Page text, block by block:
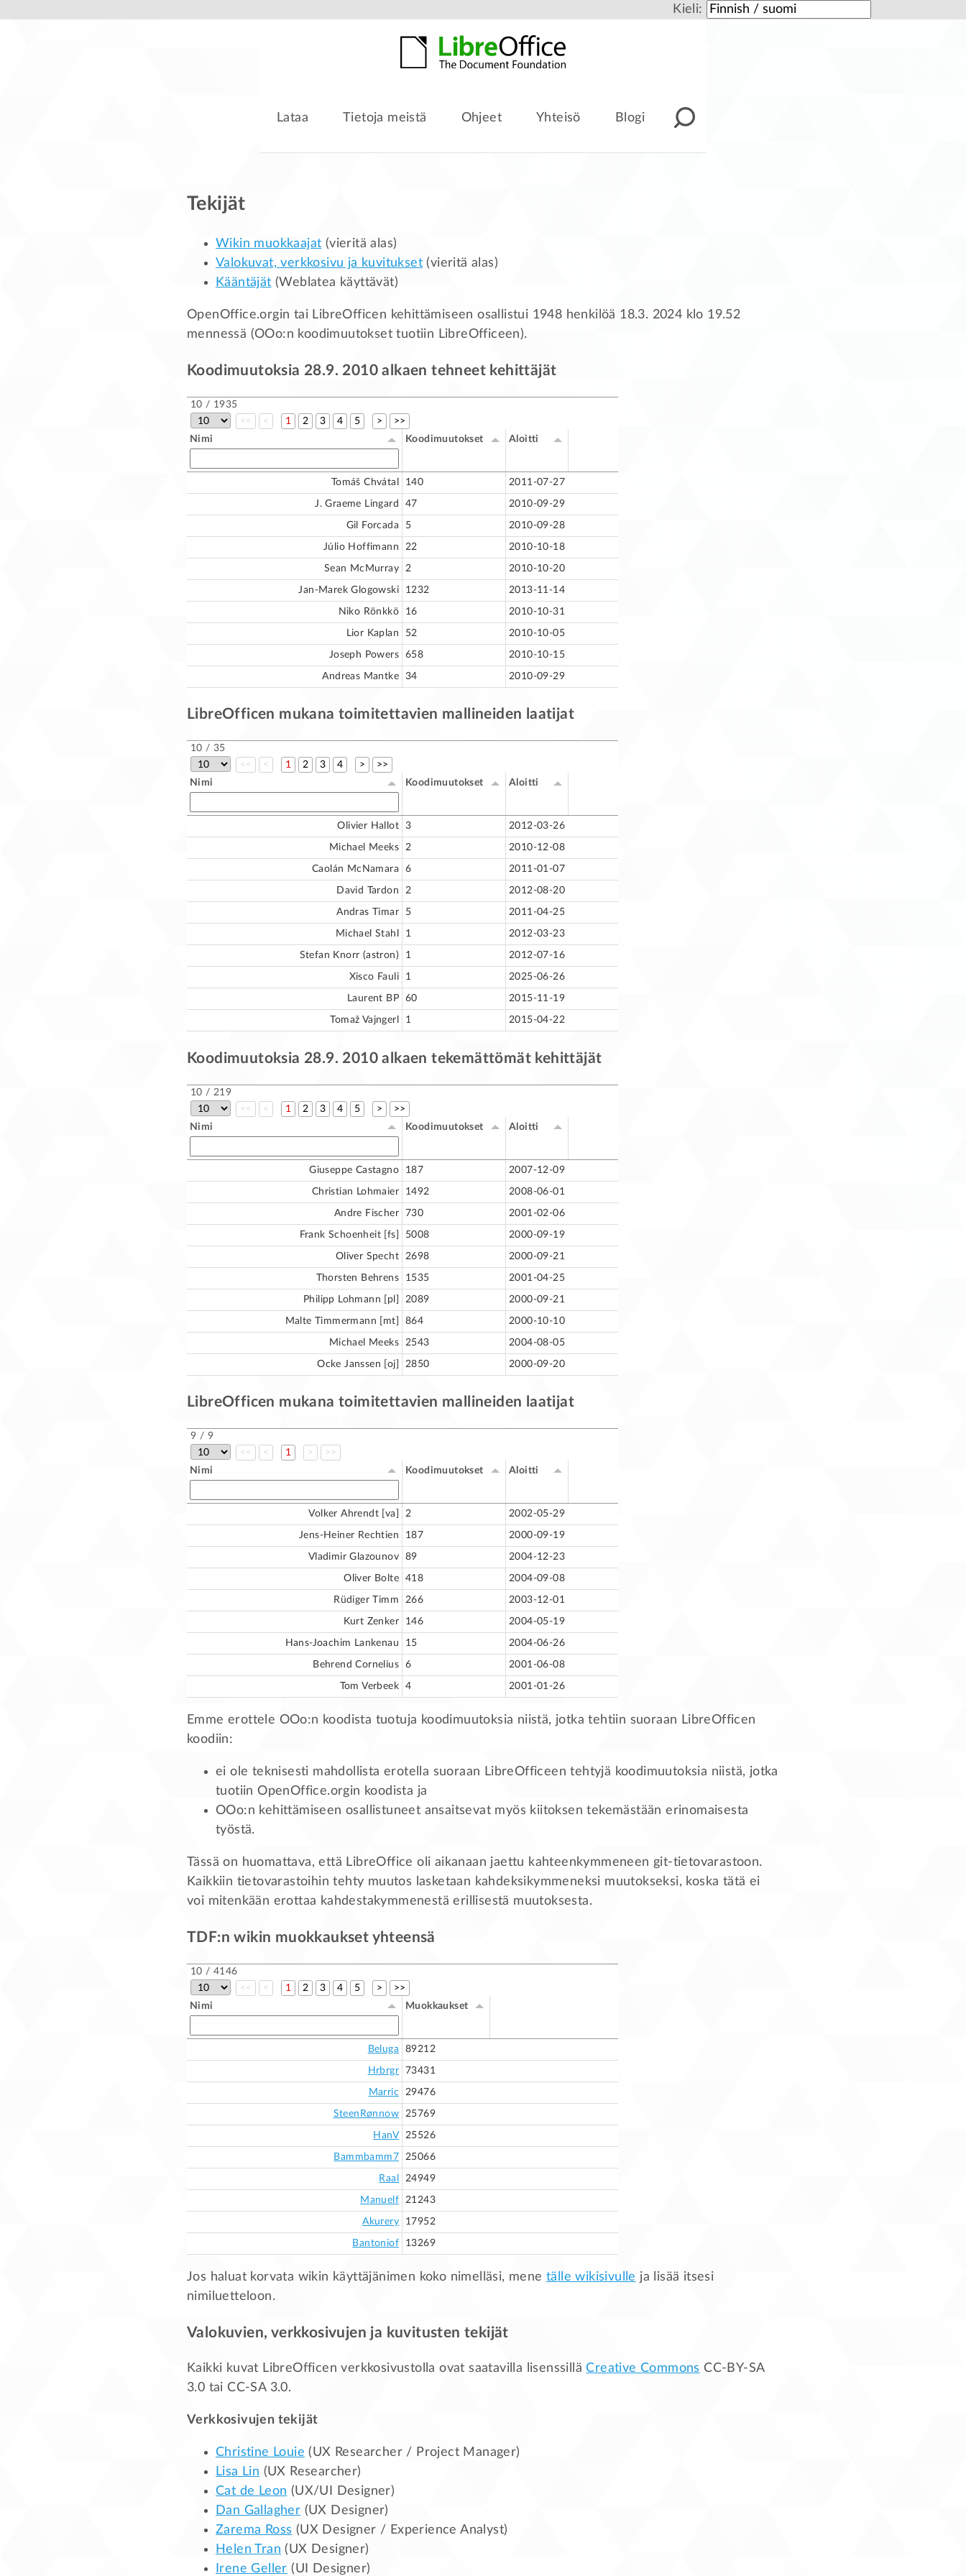
Kieli:
Lataa Tietoja meistä Ohjeet Yhteisö Blogi
Tekijät
Wikin muokkaajat (vieritä alas)
Valokuvat, verkkosivu ja kuvitukset (vieritä alas)
Kääntäjät (Weblatea käyttävät)
OpenOffice.orgin tai LibreOfficen kehittämiseen osallistui 1948 henkilöä 18.3. 2024 klo 19.52
mennessä (OOo:n koodimuutokset tuotiin LibreOfficeen).
Koodimuutoksia 28.9. 2010 alkaen tehneet kehittäjät
10 / 1935
<<
< 1 2 3 4 5 >
>>
Nimi
Koodimuutokset Aloitti
Tomáš Chvátal 140 2011-07-27
J. Graeme Lingard 47 2010-09-29
Gil Forcada 5 2010-09-28
Júlio Hoffimann 22 2010-10-18
Sean McMurray 2 2010-10-20
Jan-Marek Glogowski 1232 2013-11-14
Niko Rönkkö 16 2010-10-31
Lior Kaplan 52 2010-10-05
Joseph Powers 658 2010-10-15
Andreas Mantke 34 2010-09-29
LibreOfficen mukana toimitettavien mallineiden laatijat
10 / 35
<<
< 1 2 3 4 >
>>
Nimi
Koodimuutokset Aloitti
Olivier Hallot 3 2012-03-26
Michael Meeks 2 2010-12-08
Caolán McNamara 6 2011-01-07
David Tardon 2 2012-08-20
Andras Timar 5 2011-04-25
Michael Stahl 1 2012-03-23
Stefan Knorr (astron) 1 2012-07-16
Xisco Fauli 1 2025-06-26
Laurent BP 60 2015-11-19
Tomaž Vajngerl 1 2015-04-22
Koodimuutoksia 28.9. 2010 alkaen tekemättömät kehittäjät
10 / 219
<<
< 1 2 3 4 5 >
>>
Nimi
Koodimuutokset Aloitti
Giuseppe Castagno 187 2007-12-09
Christian Lohmaier 1492 2008-06-01
Andre Fischer 730 2001-02-06
Frank Schoenheit [fs] 5008 2000-09-19
Oliver Specht 2698 2000-09-21
Thorsten Behrens 1535 2001-04-25
Philipp Lohmann [pl] 2089 2000-09-21
Malte Timmermann [mt] 864 2000-10-10
Michael Meeks 2543 2004-08-05
Ocke Janssen [oj] 2850 2000-09-20
LibreOfficen mukana toimitettavien mallineiden laatijat
9 / 9
<<
< 1 >
>>
Nimi
Koodimuutokset Aloitti
Volker Ahrendt [va] 2 2002-05-29
Jens-Heiner Rechtien 187 2000-09-19
Vladimir Glazounov 89 2004-12-23
Oliver Bolte 418 2004-09-08
Rüdiger Timm 266 2003-12-01
Kurt Zenker 146 2004-05-19
Hans-Joachim Lankenau 15 2004-06-26
Behrend Cornelius 6 2001-06-08
Tom Verbeek 4 2001-01-26
Emme erottele OOo:n koodista tuotuja koodimuutoksia niistä, jotka tehtiin suoraan LibreOfficen
koodiin:
ei ole teknisesti mahdollista erotella suoraan LibreOfficeen tehtyjä koodimuutoksia niistä, jotka
tuotiin OpenOffice.orgin koodista ja
OOo:n kehittämiseen osallistuneet ansaitsevat myös kiitoksen tekemästään erinomaisesta
työstä.
Tässä on huomattava, että LibreOffice oli aikanaan jaettu kahteenkymmeneen git-tietovarastoon.
Kaikkiin tietovarastoihin tehty muutos lasketaan kahdeksikymmeneksi muutokseksi, koska tätä ei
voi mitenkään erottaa kahdestakymmenestä erillisestä muutoksesta.
TDF:n wikin muokkaukset yhteensä
10 / 4146
<<
< 1 2 3 4 5 >
>>
Nimi
Muokkaukset
Beluga 89212
Hrbrgr 73431
Marric 29476
SteenRønnow 25769
HanV 25526
Bammbamm7 25066
Raal 24949
Manuelf 21243
Akurery 17952
Bantoniof 13269
Jos haluat korvata wikin käyttäjänimen koko nimelläsi, mene tälle wikisivulle ja lisää itsesi
nimiluetteloon.
Valokuvien, verkkosivujen ja kuvitusten tekijät
Kaikki kuvat LibreOfficen verkkosivustolla ovat saatavilla lisenssilläCreative Commons CC-BY-SA
3.0 tai CC-SA 3.0.
Verkkosivujen tekijät
Christine Louie (UX Researcher / Project Manager)
Lisa Lin (UX Researcher)
Cat de Leon (UX/UI Designer)
Dan Gallagher (UX Designer)
Zarema Ross (UX Designer / Experience Analyst)
Helen Tran (UX Designer)
Irene Geller (UI Designer)